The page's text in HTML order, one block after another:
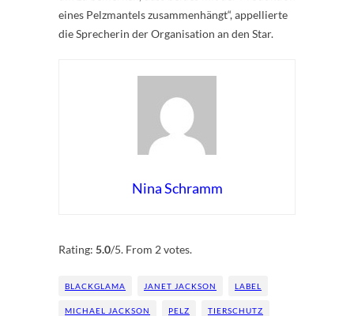
eines Pelzmantels zusammenhängt“, appellierte
die Sprecherin der Organisation an den Star.
Nina Schramm
Rating: 5.0/5. From 2 votes.
BLACKGLAMA JANET JACKSON LABEL
MICHAEL JACKSON PELZ TIERSCHUTZ